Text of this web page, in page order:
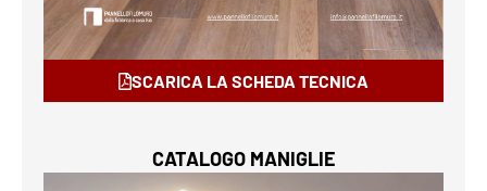
SCARICA LA SCHEDA TECNICA
CATALOGO MANIGLIE